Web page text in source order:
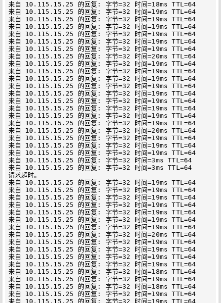
来自 10.115.15.25 的回复: 字节=32 时间=18ms TTL=64
来自 10.115.15.25 的回复: 字节=32 时间=19ms TTL=64
来自 10.115.15.25 的回复: 字节=32 时间=19ms TTL=64
来自 10.115.15.25 的回复: 字节=32 时间=19ms TTL=64
来自 10.115.15.25 的回复: 字节=32 时间=19ms TTL=64
来自 10.115.15.25 的回复: 字节=32 时间=19ms TTL=64
来自 10.115.15.25 的回复: 字节=32 时间=19ms TTL=64
来自 10.115.15.25 的回复: 字节=32 时间=20ms TTL=64
来自 10.115.15.25 的回复: 字节=32 时间=19ms TTL=64
来自 10.115.15.25 的回复: 字节=32 时间=19ms TTL=64
来自 10.115.15.25 的回复: 字节=32 时间=19ms TTL=64
来自 10.115.15.25 的回复: 字节=32 时间=19ms TTL=64
来自 10.115.15.25 的回复: 字节=32 时间=19ms TTL=64
来自 10.115.15.25 的回复: 字节=32 时间=19ms TTL=64
来自 10.115.15.25 的回复: 字节=32 时间=19ms TTL=64
来自 10.115.15.25 的回复: 字节=32 时间=19ms TTL=64
来自 10.115.15.25 的回复: 字节=32 时间=19ms TTL=64
来自 10.115.15.25 的回复: 字节=32 时间=20ms TTL=64
来自 10.115.15.25 的回复: 字节=32 时间=19ms TTL=64
来自 10.115.15.25 的回复: 字节=32 时间=19ms TTL=64
来自 10.115.15.25 的回复: 字节=32 时间=19ms TTL=64
来自 10.115.15.25 的回复: 字节=32 时间=3ms TTL=64
来自 10.115.15.25 的回复: 字节=32 时间=3ms TTL=64
请求超时。
来自 10.115.15.25 的回复: 字节=32 时间=19ms TTL=64
来自 10.115.15.25 的回复: 字节=32 时间=19ms TTL=64
来自 10.115.15.25 的回复: 字节=32 时间=19ms TTL=64
来自 10.115.15.25 的回复: 字节=32 时间=19ms TTL=64
来自 10.115.15.25 的回复: 字节=32 时间=19ms TTL=64
来自 10.115.15.25 的回复: 字节=32 时间=19ms TTL=64
来自 10.115.15.25 的回复: 字节=32 时间=19ms TTL=64
来自 10.115.15.25 的回复: 字节=32 时间=20ms TTL=64
来自 10.115.15.25 的回复: 字节=32 时间=19ms TTL=64
来自 10.115.15.25 的回复: 字节=32 时间=19ms TTL=64
来自 10.115.15.25 的回复: 字节=32 时间=19ms TTL=64
来自 10.115.15.25 的回复: 字节=32 时间=19ms TTL=64
来自 10.115.15.25 的回复: 字节=32 时间=18ms TTL=64
来自 10.115.15.25 的回复: 字节=32 时间=19ms TTL=64
来自 10.115.15.25 的回复: 字节=32 时间=18ms TTL=64
来自 10.115.15.25 的回复: 字节=32 时间=19ms TTL=64
来自 10.115.15.25 的回复: 字节=32 时间=19ms TTL=64